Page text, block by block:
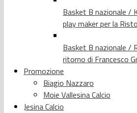
Basket B nazionale /
play maker per la
Basket B nazionale /
ritorno di Francesco
Promozione
Biagio Nazzaro
Moie Vallesina Calcio
Jesina Calcio